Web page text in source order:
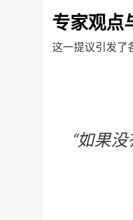
专家观点
这一提议引发了
“如果